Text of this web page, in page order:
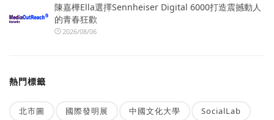
陳嘉樺Ella選擇Sennheiser Digital 6000打造震撼動人
的青春狂歡
2026/08/06
熱門標籤
北市圖 國際發明展 中國文化大學 SocialLab